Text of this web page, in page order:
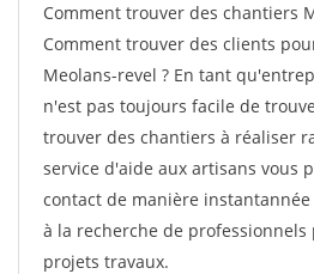
Comment trouver des chantiers
Comment trouver des clients
Meolans-revel ? En tant
n'est pas toujours facile de
trouver des chantiers à réaliser
service d'aide aux artisans vous
contact de manière
à la recherche de
projets travaux.